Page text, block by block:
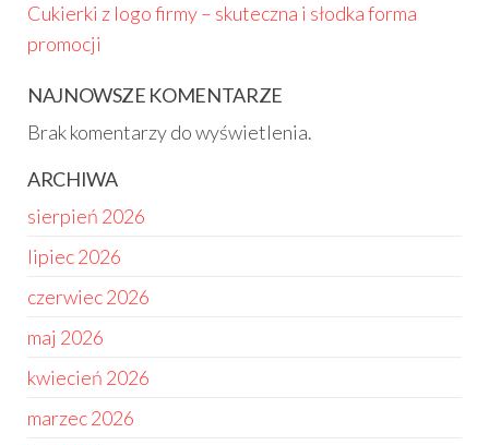
Cukierki z logo firmy – skuteczna i słodka forma
promocji
NAJNOWSZE KOMENTARZE
Brak komentarzy do wyświetlenia.
ARCHIWA
sierpień 2026
lipiec 2026
czerwiec 2026
maj 2026
kwiecień 2026
marzec 2026